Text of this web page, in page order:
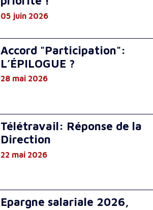
05 juin 2026
Accord "Participation":
L’ÉPILOGUE ?
28 mai 2026
Télétravail: Réponse de la
Direction
22 mai 2026
Epargne salariale 2026,